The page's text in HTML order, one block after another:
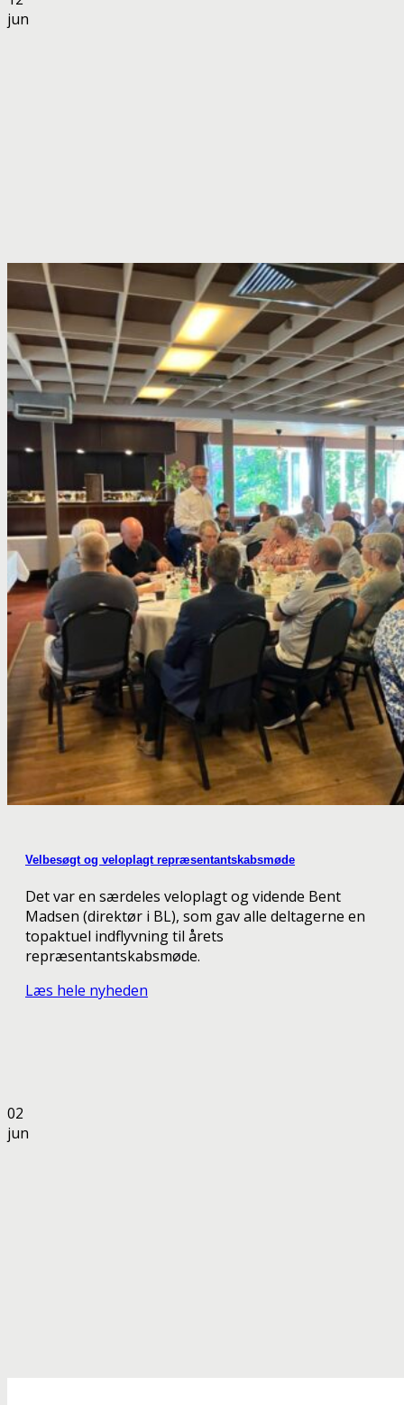
jun
Velbesøgt og veloplagt repræsentantskabsmøde
Det var en særdeles veloplagt og vidende Bent
Madsen (direktør i BL), som gav alle deltagerne en
topaktuel indflyvning til årets
repræsentantskabsmøde.
Læs hele nyheden
02
jun